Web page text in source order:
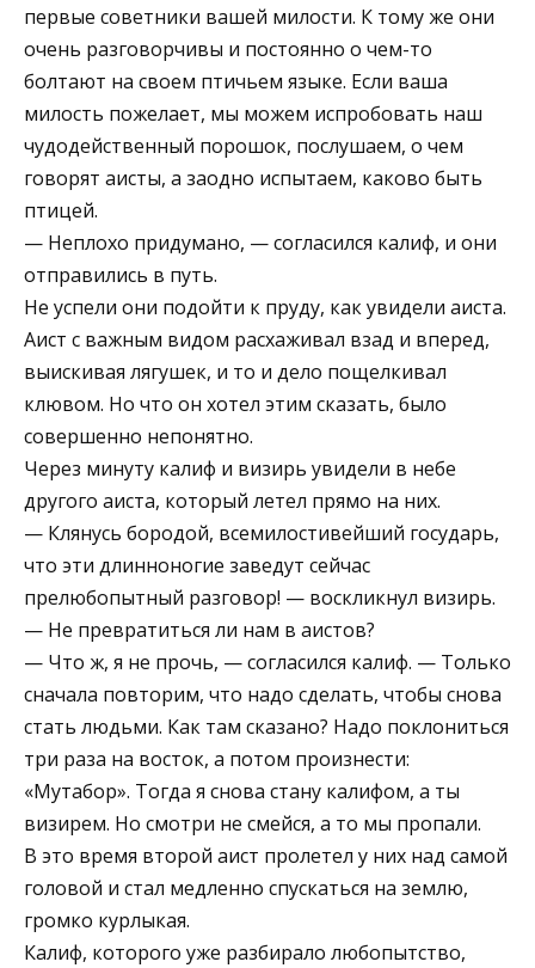
первые советники вашей милости. К тому же они
очень разговорчивы и постоянно о чем-то
болтают на своем птичьем языке. Если ваша
милость пожелает, мы можем испробовать наш
чудодейственный порошок, послушаем, о чем
говорят аисты, а заодно испытаем, каково быть
птицей.
— Неплохо придумано, — согласился калиф, и они
отправились в путь.
Не успели они подойти к пруду, как увидели аиста.
Аист с важным видом расхаживал взад и вперед,
выискивая лягушек, и то и дело пощелкивал
клювом. Но что он хотел этим сказать, было
совершенно непонятно.
Через минуту калиф и визирь увидели в небе
другого аиста, который летел прямо на них.
— Клянусь бородой, всемилостивейший государь,
что эти длинноногие заведут сейчас
прелюбопытный разговор! — воскликнул визирь.
— Не превратиться ли нам в аистов?
— Что ж, я не прочь, — согласился калиф. — Только
сначала повторим, что надо сделать, чтобы снова
стать людьми. Как там сказано? Надо поклониться
три раза на восток, а потом произнести:
«Мутабор». Тогда я снова стану калифом, а ты
визирем. Но смотри не смейся, а то мы пропали.
В это время второй аист пролетел у них над самой
головой и стал медленно спускаться на землю,
громко курлыкая.
Калиф, которого уже разбирало любопытство,